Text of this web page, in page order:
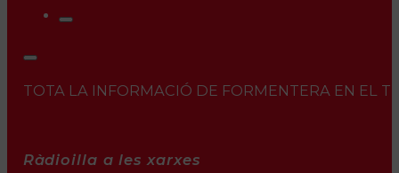
TOTA LA INFORMACIÓ DE FORMENTERA EN EL
Ràdioilla a les xarxes